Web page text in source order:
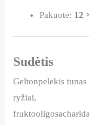
Pakuotė: 12
Sudėtis
Geltonpelekis tunas
ryžiai,